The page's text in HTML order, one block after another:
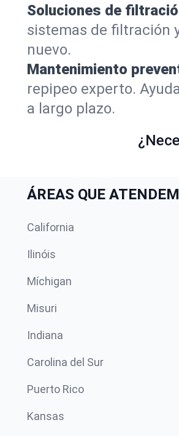
Soluciones de
sistemas de filtración
nuevo.
Mantenimiento
repipeo experto.
a largo plazo.
ÁREAS QUE
California
Ilinóis
Míchigan
Misuri
Indiana
Carolina del Sur
Puerto Rico
Kansas